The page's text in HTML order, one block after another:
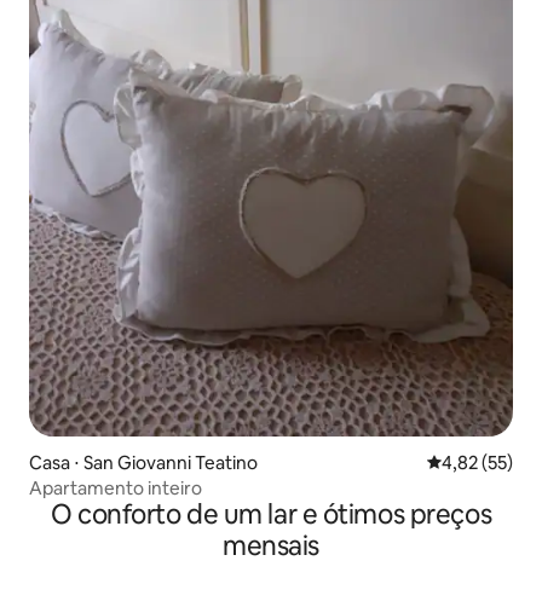
Casa ⋅ San Giovanni Teatino 4,82 de uma
4,82 (55)
Apartamento inteiro
O conforto de um lar e ótimos preços
mensais